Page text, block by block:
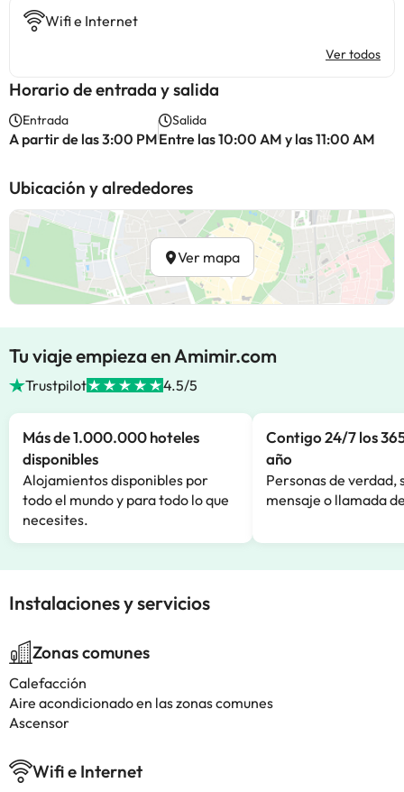
Wifi e Internet
Ver todos
Horario de entrada y salida
Entrada
A partir de las 3:00 PM
Salida
Entre las 10:00 AM y las 11:00 AM
Ubicación y alrededores
Ver mapa
Tu viaje empieza en Amimir.com
Trustpilot 4.5/5
Más de 1.000.000 hoteles
disponibles
Alojamientos disponibles por
todo el mundo y para todo lo que
necesites.
Contigo 24/7 los
año
Personas de verdad,
mensaje o llamada
Instalaciones y servicios
Zonas comunes
Calefacción
Aire acondicionado en las zonas comunes
Ascensor
Wifi e Internet